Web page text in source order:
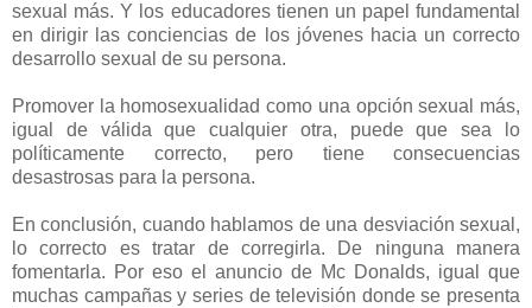
sexual más. Y los educadores tienen un papel fundamental
en dirigir las conciencias de los jóvenes hacia un correcto
desarrollo sexual de su persona.
Promover la homosexualidad como una opción sexual más,
igual de válida que cualquier otra, puede que sea lo
políticamente correcto, pero tiene consecuencias
desastrosas para la persona.
En conclusión, cuando hablamos de una desviación sexual,
lo correcto es tratar de corregirla. De ninguna manera
fomentarla. Por eso el anuncio de Mc Donalds, igual que
muchas campañas y series de televisión donde se presenta